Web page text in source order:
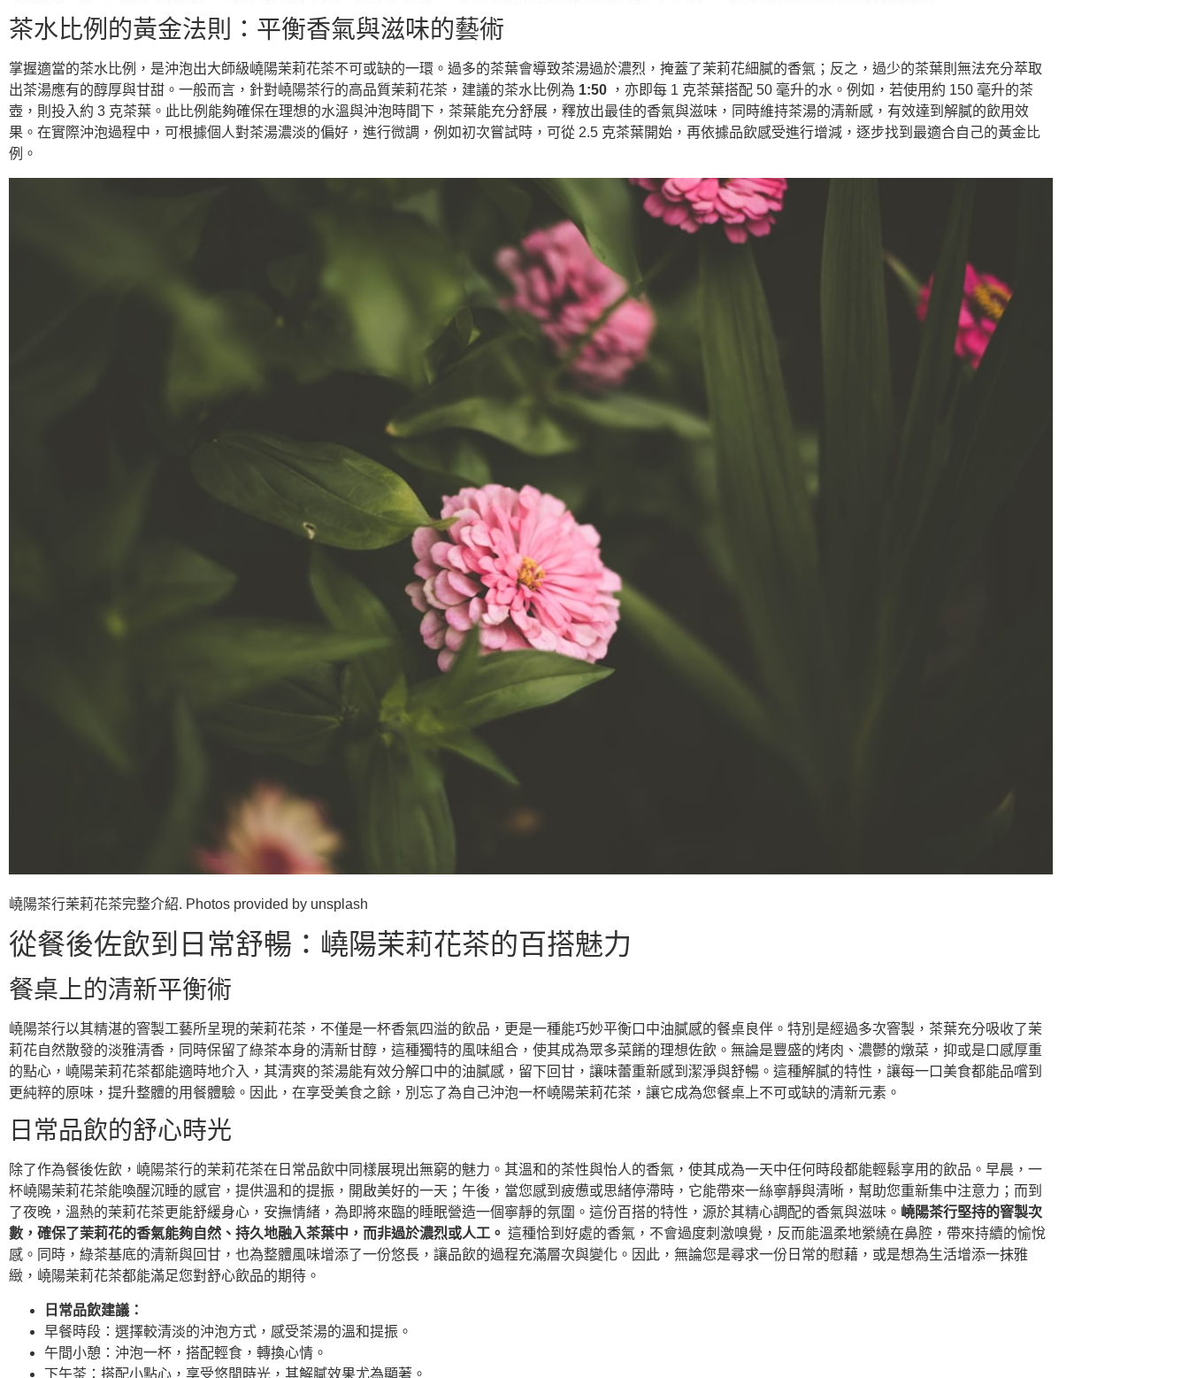
茶水比例的黃金法則：平衡香氣與滋味的藝術
掌握適當的茶水比例，是沖泡出大師級嶢陽茉莉花茶不可或缺的一環。過多的茶葉會導致茶湯過於濃烈，掩蓋了茉莉花細膩的香氣；反之，過少的茶葉則無法充分萃取
出茶湯應有的醇厚與甘甜。一般而言，針對嶢陽茶行的高品質茉莉花茶，建議的茶水比例為 1:50 ，亦即每 1 克茶葉搭配 50 毫升的水。例如，若使用約 150 毫升的茶
壺，則投入約 3 克茶葉。此比例能夠確保在理想的水溫與沖泡時間下，茶葉能充分舒展，釋放出最佳的香氣與滋味，同時維持茶湯的清新感，有效達到解膩的飲用效
果。在實際沖泡過程中，可根據個人對茶湯濃淡的偏好，進行微調，例如初次嘗試時，可從 2.5 克茶葉開始，再依據品飲感受進行增減，逐步找到最適合自己的黃金比
例。
嶢陽茶行茉莉花茶完整介紹. Photos provided by unsplash
從餐後佐飲到日常舒暢：嶢陽茉莉花茶的百搭魅力
餐桌上的清新平衡術
嶢陽茶行以其精湛的窨製工藝所呈現的茉莉花茶，不僅是一杯香氣四溢的飲品，更是一種能巧妙平衡口中油膩感的餐桌良伴。特別是經過多次窨製，茶葉充分吸收了茉
莉花自然散發的淡雅清香，同時保留了綠茶本身的清新甘醇，這種獨特的風味組合，使其成為眾多菜餚的理想佐飲。無論是豐盛的烤肉、濃鬱的燉菜，抑或是口感厚重
的點心，嶢陽茉莉花茶都能適時地介入，其清爽的茶湯能有效分解口中的油膩感，留下回甘，讓味蕾重新感到潔淨與舒暢。這種解膩的特性，讓每一口美食都能品嚐到
更純粹的原味，提升整體的用餐體驗。因此，在享受美食之餘，別忘了為自己沖泡一杯嶢陽茉莉花茶，讓它成為您餐桌上不可或缺的清新元素。
日常品飲的舒心時光
除了作為餐後佐飲，嶢陽茶行的茉莉花茶在日常品飲中同樣展現出無窮的魅力。其溫和的茶性與怡人的香氣，使其成為一天中任何時段都能輕鬆享用的飲品。早晨，一
杯嶢陽茉莉花茶能喚醒沉睡的感官，提供溫和的提振，開啟美好的一天；午後，當您感到疲憊或思緒停滯時，它能帶來一絲寧靜與清晰，幫助您重新集中注意力；而到
了夜晚，溫熱的茉莉花茶更能舒緩身心，安撫情緒，為即將來臨的睡眠營造一個寧靜的氛圍。這份百搭的特性，源於其精心調配的香氣與滋味。 嶢陽茶行堅持的窨製次
數，確保了茉莉花的香氣能夠自然、持久地融入茶葉中，而非過於濃烈或人工。 這種恰到好處的香氣，不會過度刺激嗅覺，反而能溫柔地縈繞在鼻腔，帶來持續的愉悅
感。同時，綠茶基底的清新與回甘，也為整體風味增添了一份悠長，讓品飲的過程充滿層次與變化。因此，無論您是尋求一份日常的慰藉，或是想為生活增添一抹雅
緻，嶢陽茉莉花茶都能滿足您對舒心飲品的期待。
日常品飲建議：
早餐時段：選擇較清淡的沖泡方式，感受茶湯的溫和提振。
午間小憩：沖泡一杯，搭配輕食，轉換心情。
下午茶：搭配小點心，享受悠閒時光，其解膩效果尤為顯著。